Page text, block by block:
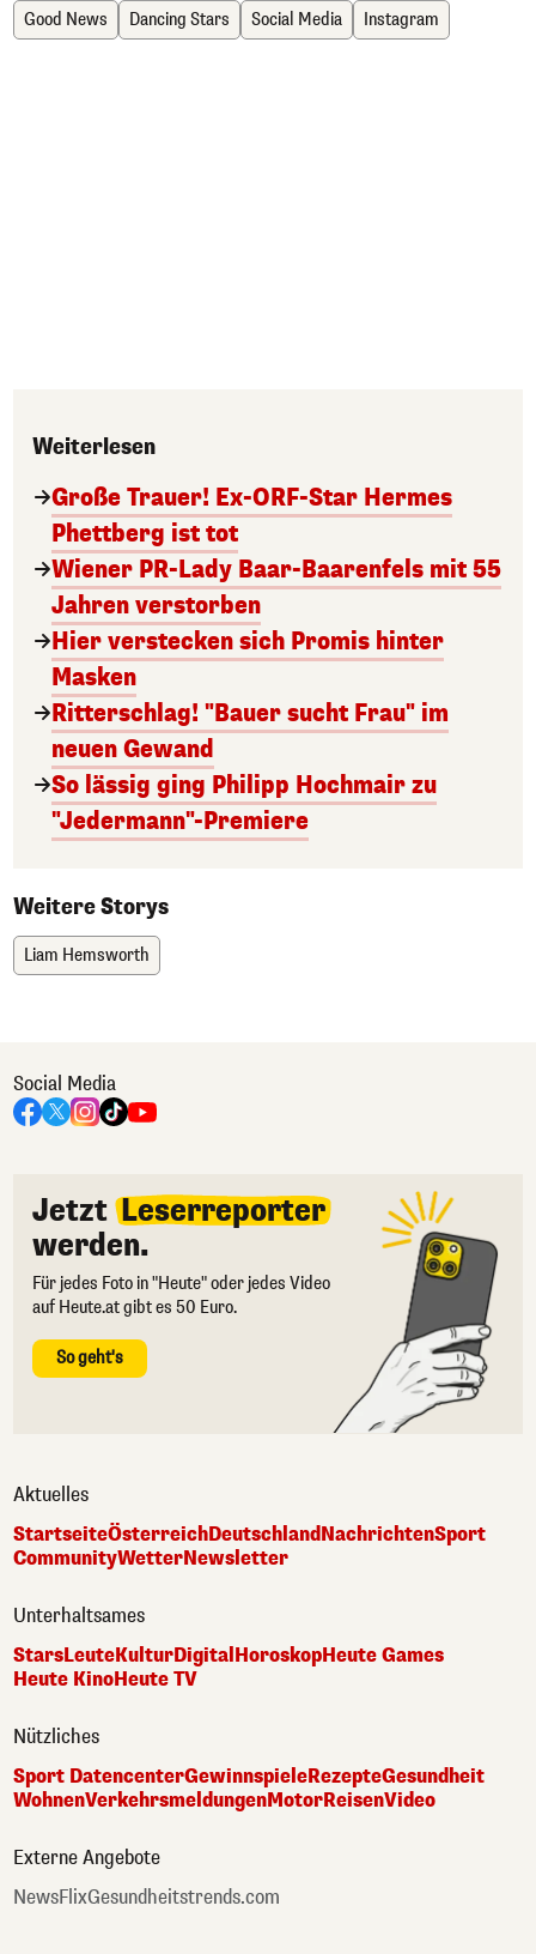
Good News Dancing Stars Social Media Instagram
Weiterlesen
Große Trauer! Ex-ORF-Star Hermes
Phettberg ist tot
Wiener PR-Lady Baar-Baarenfels mit 55
Jahren verstorben
Hier verstecken sich Promis hinter
Masken
Ritterschlag! "Bauer sucht Frau" im
neuen Gewand
So lässig ging Philipp Hochmair zu
"Jedermann"-Premiere
Weitere Storys
Liam Hemsworth
Social Media
Jetzt Leserreporter
werden.
Für jedes Foto in "Heute" oder jedes Video
auf Heute.at gibt es 50 Euro.
So geht's
Aktuelles
StartseiteÖsterreichDeutschlandNachrichtenSport
CommunityWetterNewsletter
Unterhaltsames
StarsLeuteKulturDigital HoroskopHeute Games
Heute KinoHeute TV
Nützliches
Sport DatencenterGewinnspieleRezepteGesundheit
WohnenVerkehrsmeldungenMotorReisenVideo
Externe Angebote
NewsFlixGesundheitstrends.com